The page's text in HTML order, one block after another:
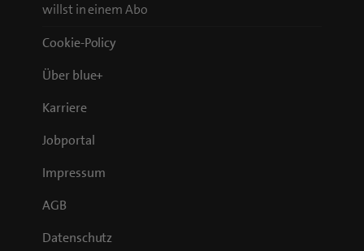
willst in einem Abo
Cookie-Policy
Über blue+
Karriere
Jobportal
Impressum
AGB
Datenschutz